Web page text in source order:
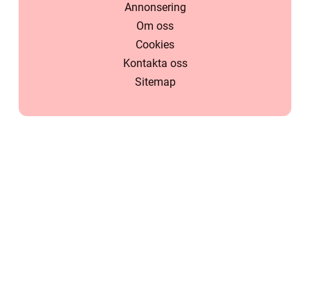
Annonsering
Om oss
Cookies
Kontakta oss
Sitemap